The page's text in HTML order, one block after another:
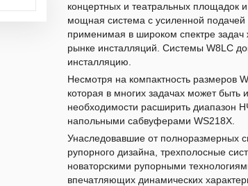
концертных и театральных площадок
мощная система с усиленной
применимая в широком спектре задач
рынке инсталляций. Системы W8LC
инсталляцию.
Несмотря на компактность размеров
которая в многих задачах может быть
необходимости расширить диапазон
напольными сабвуферами WS218X.
Унаследовавшие от полноразмерных
рупорного дизайна, трехполосные
новаторскими рупорными
впечатляющих динамических